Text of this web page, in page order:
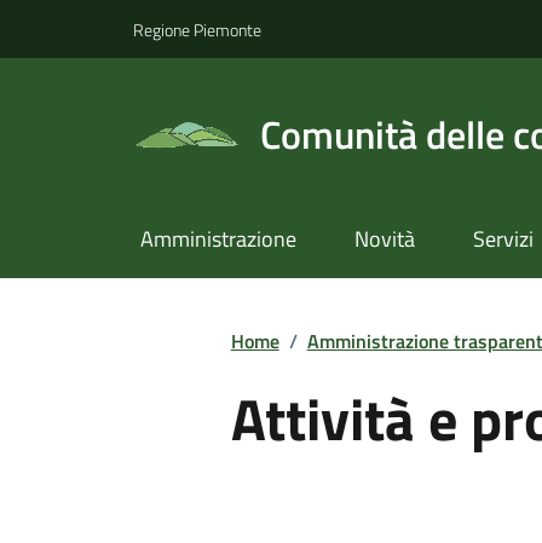
Regione Piemonte
Comunità delle
Amministrazione Novità Servizi
Home / Amministrazione
Attività e